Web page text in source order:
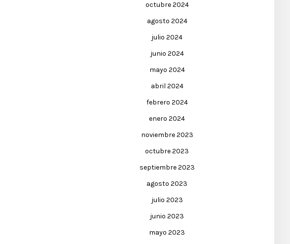
octubre 2024
agosto 2024
julio 2024
junio 2024
mayo 2024
abril 2024
febrero 2024
enero 2024
noviembre 2023
octubre 2023
septiembre 2023
agosto 2023
julio 2023
junio 2023
mayo 2023